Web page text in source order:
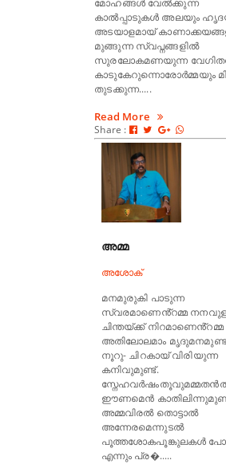
കാൽപ്പാടുകൾ അലയും
അടയാളമായ്
മുങ്ങുന്ന സ്വപ്നങ്ങളിൽ
സുരലോകമണയുന്ന
കാടുകേറുന്നൊരോർമ്മയും
തുടക്കുന്ന.....
Read More
Share :
അമ്മ
അശോക്
മനമുരുകി പാടുന്ന
സ്വരമാണെൻ്റമ്മ
ചിന്തയ്ക്ക് നിറമാണെൻ്റമ്മ
അതിലോലമാം
നൂറു- ചിറകായ് വിരിയുന്ന
കനിവുമുണ്ട്.
ഈണമെൻ
അമ്മവിരൽ തൊട്ടാൽ
അന്നേരമെന്നുടൽ
പൂത്തശോകപൂങ്കുലകൾ
എന്നും പ്ര�.....